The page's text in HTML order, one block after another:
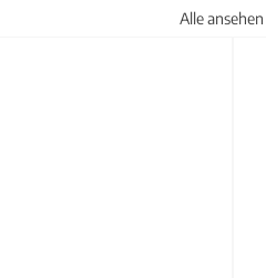
Alle ansehen